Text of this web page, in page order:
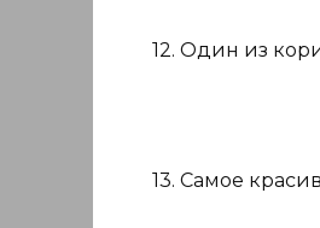
12. Один из
13. Самое